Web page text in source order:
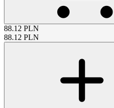
88.12 PLN
88.12 PLN